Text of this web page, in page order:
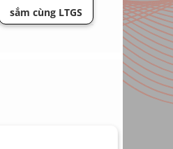
sắm cùng LTGS